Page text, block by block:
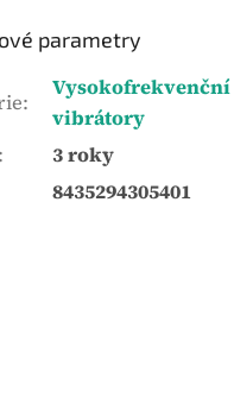
parametry
:
Vysokofrekvenční
vibrátory
:
3 roky
8435294305401